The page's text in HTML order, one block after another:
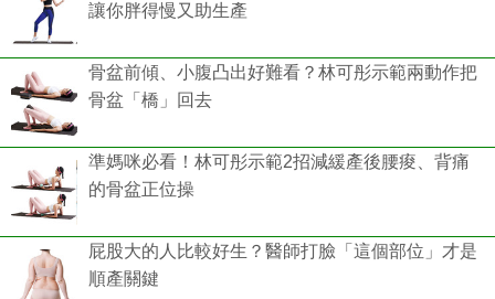
讓你胖得慢又助生產
骨盆前傾、小腹凸出好難看？林可彤示範兩動作把
骨盆「橋」回去
準媽咪必看！林可彤示範2招減緩產後腰痠、背痛
的骨盆正位操
屁股大的人比較好生？醫師打臉「這個部位」才是
順產關鍵